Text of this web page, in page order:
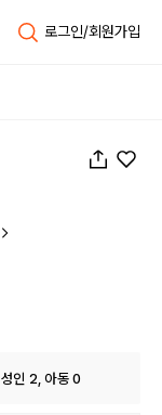
로그인/회원가입
성인 2, 아동 0